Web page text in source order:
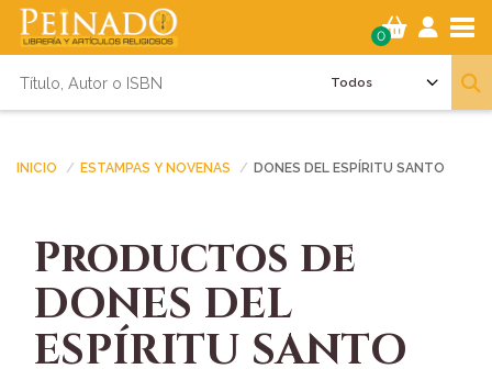
0
INICIO ESTAMPAS Y NOVENAS DONES DEL ESPÍRITU SANTO
Productos de
DONES DEL
ESPÍRITU SANTO